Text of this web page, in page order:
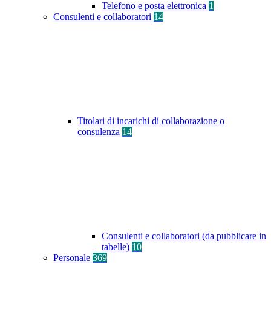
Telefono e posta elettronica 1
Consulenti e collaboratori 14
Titolari di incarichi di collaborazione o
consulenza 14
Consulenti e collaboratori (da pubblicare in
tabelle) 10
Personale 369